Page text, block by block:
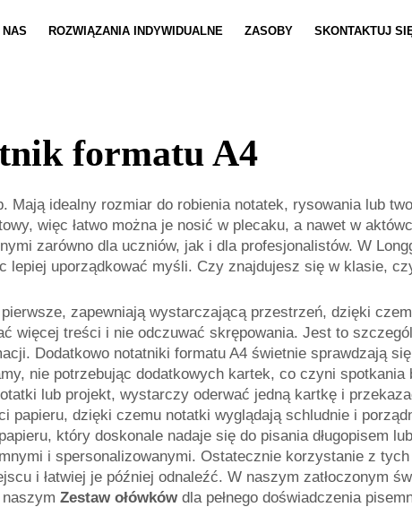
NAS ROZWIĄZANIA INDYWIDUALNE ZASOBY SKONTAKTUJ
formatu A4
Mają idealny rozmiar do robienia notatek, rysowania lub
więc łatwo można je nosić w plecaku, a nawet w
zarówno dla uczniów, jak i dla profesjonalistów. W
lepiej uporządkować myśli. Czy znajdujesz się w klasie,
zapewniają wystarczającą przestrzeń, dzięki
więcej treści i nie odczuwać skrępowania. Jest to
Dodatkowo notatniki formatu A4 świetnie sprawdzają
nie potrzebując dodatkowych kartek, co czyni
lub projekt, wystarczy oderwać jedną kartkę i
dzięki czemu notatki wyglądają schludnie i
który doskonale nadaje się do pisania długopisem
i spersonalizowanymi. Ostatecznie korzystanie z
i łatwiej je później odnaleźć. W naszym zatłoczonym
Zestaw ołówków dla pełnego doświadczenia